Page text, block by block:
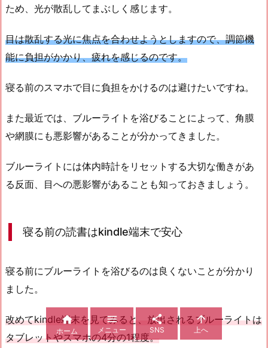
ため、光が散乱してまぶしく感じます。
目は散乱する光に焦点を合わせようとしますので、調節機
能に負担がかかり、疲れを感じるのです。
寝る前のスマホで目に負担をかけるのは避けたいですね。
また最近では、ブルーライトを浴びることによって、角膜
や網膜にも悪影響があることが分かってきました。
ブルーライトには体内時計をリセットする大切な働きがあ
る反面、目への悪影響があることも知っておきましょう。
寝る前の読書はkindle端末で安心
寝る前にブルーライトを浴びるのは良くないことが分かり
ました。
改めてkindle端末を見てみると、放出されるブルーライトは
タブレットやスマホの4分の1程度。

ホーム

メニュー

SNS

上へ